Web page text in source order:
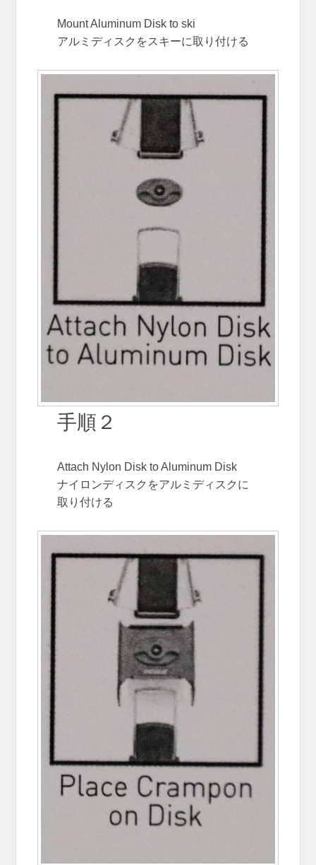
Mount Aluminum Disk to ski
アルミディスクをスキーに取り付ける
手順２
Attach Nylon Disk to Aluminum Disk
ナイロンディスクをアルミディスクに
取り付ける